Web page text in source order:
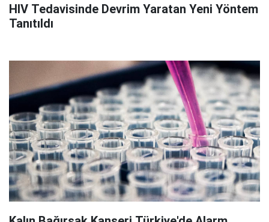
HIV Tedavisinde Devrim Yaratan Yeni Yöntem
Tanıtıldı